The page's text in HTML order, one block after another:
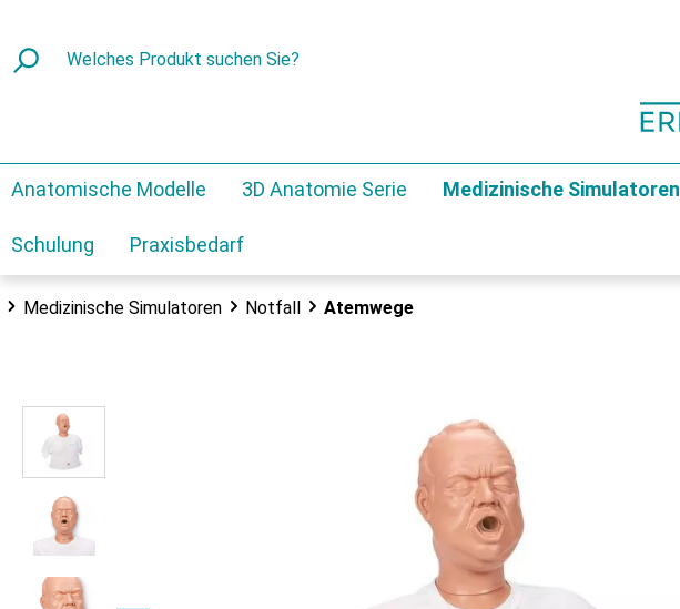
Anatomische Modelle 3D Anatomie Serie Medizinische Simulatoren
Schulung Praxisbedarf
Medizinische Simulatoren Notfall Atemwege